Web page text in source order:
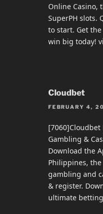
Online Casino,
SuperPH slots.
to start. Get
win big today!
Cloudbet
FEBRUARY 4,
Gambling &
Download the
Philippines,
gambling and
& register.
ultimate